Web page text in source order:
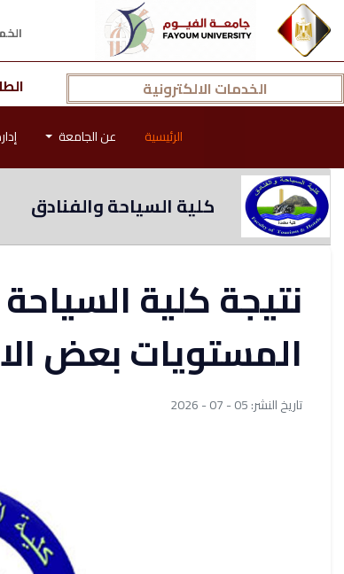
الخميس،
الخدمات الالكترونية
الرئيسية عن الجامعة
كلية السياحة والفنادق
نتيجة كلية
المستويات بعض
تاريخ النشر: 05 - 07 - 2026